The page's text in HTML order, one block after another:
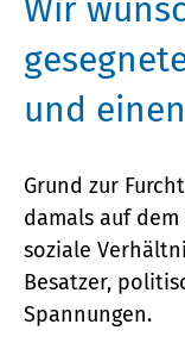
Wir
und
Grund zur
damals auf
soziale
Besatzer,
Spannungen.